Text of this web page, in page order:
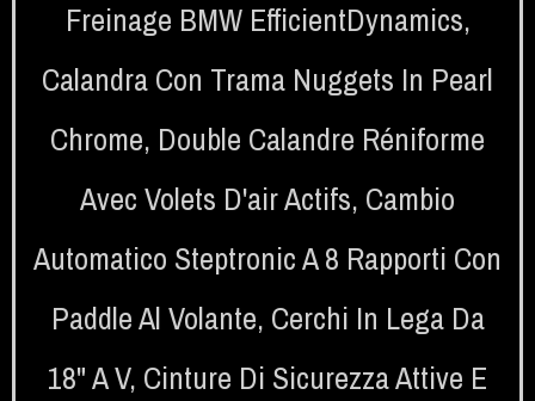
Freinage BMW EfficientDynamics,
Calandra Con Trama Nuggets In Pearl
Chrome, Double Calandre Réniforme
Avec Volets D'air Actifs, Cambio
Automatico Steptronic A 8 Rapporti Con
Paddle Al Volante, Cerchi In Lega Da
18" A V, Cinture Di Sicurezza Attive E